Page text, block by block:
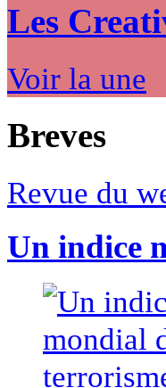
Les
Voir la une
Breves
Revue du
Un indice